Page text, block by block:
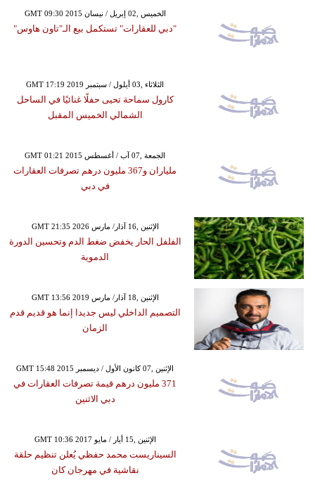
GMT 09:30 2015 الخميس ,02 إبريل / نيسان
"دبي للعقارات" تستكمل بيع الـ"تاون هاوس"
GMT 17:19 2019 الثلاثاء ,03 أيلول / سبتمبر
كارول سماحة تحيى حفلًا غنائيًا في الساحل
الشمالي الخميس المقبل
GMT 01:21 2015 الجمعة ,07 آب / أغسطس
ملياران و367 مليون درهم تصرفات العقارات
في دبي
GMT 21:35 2026 الإثنين ,16 آذار/ مارس
الفلفل الحار يخفض ضغط الدم وتحسين الدورة
الدموية
GMT 13:56 2019 الإثنين ,18 آذار/ مارس
التصميم الداخلي ليس جديدا إنما هو قديم قدم
الزمان
GMT 15:48 2015 الإثنين ,07 كانون الأول / ديسمبر
371 مليون درهم قيمة تصرفات العقارات في
دبي الاثنين
GMT 10:36 2017 الإثنين ,15 أيار / مايو
السيناريست محمد حفظي يُعلن تنظيم حلقة
نقاشية في مهرجان كان